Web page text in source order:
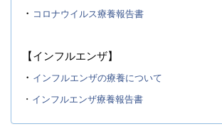
・ コロナウイルス療養報告書
【インフルエンザ】
・ インフルエンザの療養について
・ インフルエンザ療養報告書